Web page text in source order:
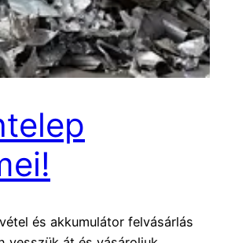
és akkumulátor felvásárlás